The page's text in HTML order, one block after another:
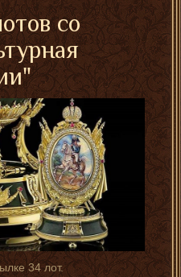
со
34 лот.